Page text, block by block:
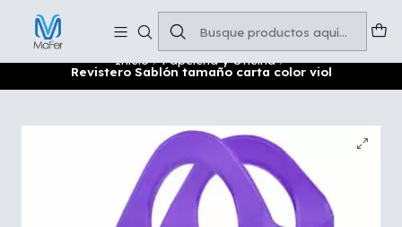
Inicio Papelería y Oficina
Revistero Sablón tamaño carta color viol